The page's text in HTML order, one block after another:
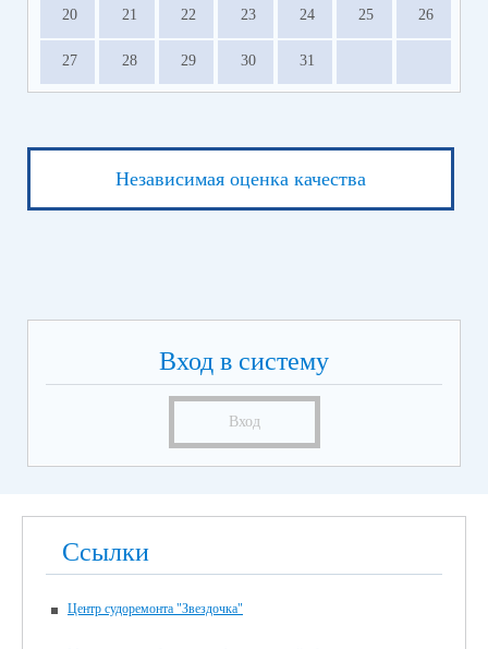
20 21 22 23 24 25 26
27 28 29 30 31
Независимая оценка качества
Вход в систему
Вход
Ссылки
Центр судоремонта "Звездочка"